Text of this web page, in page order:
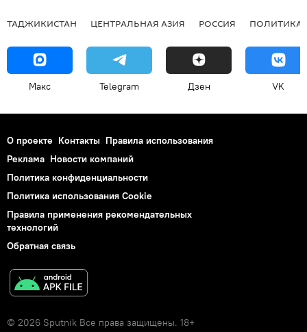
ТАДЖИКИСТАН ЦЕНТРАЛЬНАЯ АЗИЯ РОССИЯ ПОЛИТИКА
Макс Telegram Дзен VK
О проекте Контакты Правила использования
Реклама Новости компаний
Политика конфиденциальности
Политика использования Cookie
Правила применения рекомендательных
технологий
Обратная связь
© 2026 Sputnik Все права защищены. 18+